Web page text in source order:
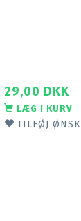
29,00 DKK
LÆG I KURV
TILFØJ